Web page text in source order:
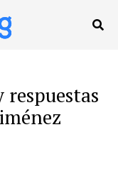
respuestas